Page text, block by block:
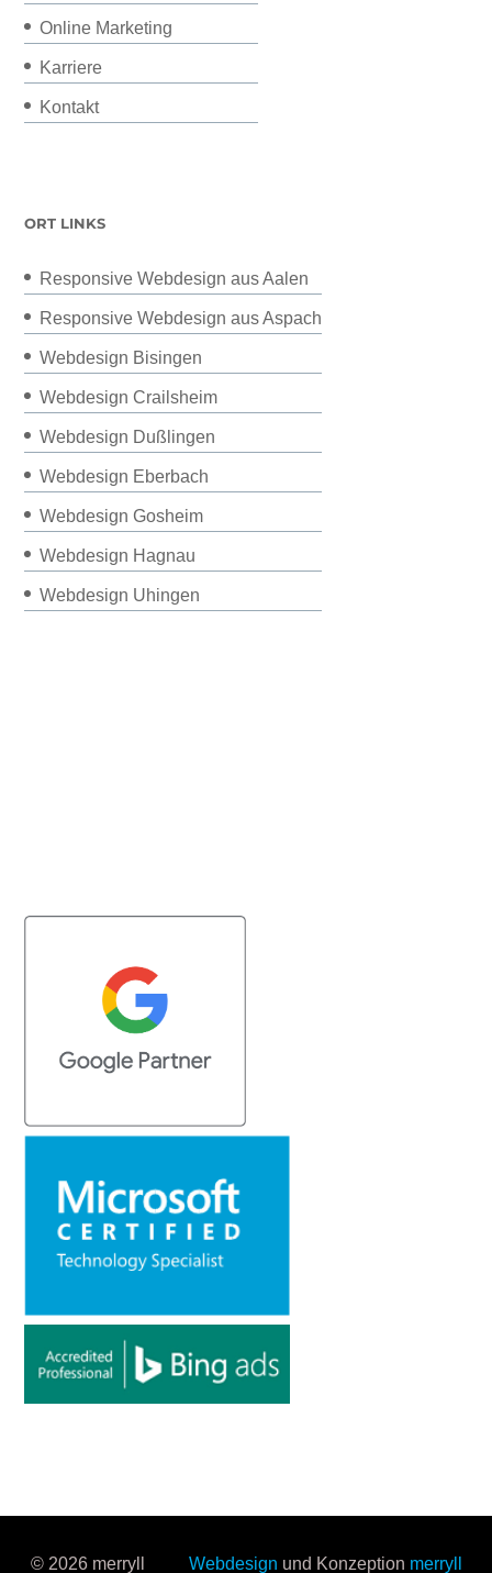
Online Marketing
Karriere
Kontakt
ORT LINKS
Responsive Webdesign aus Aalen
Responsive Webdesign aus Aspach
Webdesign Bisingen
Webdesign Crailsheim
Webdesign Dußlingen
Webdesign Eberbach
Webdesign Gosheim
Webdesign Hagnau
Webdesign Uhingen
© 2026 merryll Webdesign und Konzeption merryll